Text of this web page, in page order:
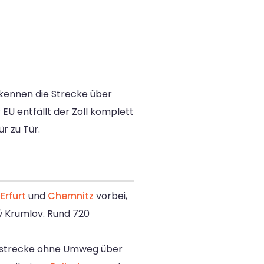
die Strecke über
entfällt der Zoll komplett
zu Tür.
Erfurt und Chemnitz vorbei,
Rund 720
ohne Umweg über